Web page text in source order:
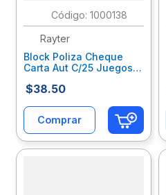
: 1000138
Rayter
Block Poliza Cheque
Carta Aut C/25 Juegos
$38.50
Comprar